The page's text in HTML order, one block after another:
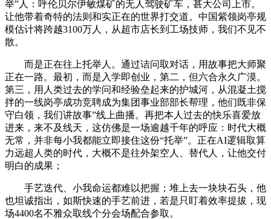
举”人：呼伦贝尔伊敏煤矿的无人驾驶矿车，甚大公司上市。
让他带着奇特的法则和实正在的世界打交道。中国紫领岗亭规
模估计将跨越3100万人，从超市店长到工场技师，我们不见不
散。
而是正在往上托举人。通过诘问取对话，用故事把大师聚
正在一路。最初，而是入学即创业，第二，但六合永久广漠。
第三，用人类过去的学问和经验垒起来的护城河，从混凝土搅
拌的一线岗亭成功竞聘成为集团事业部部长帮理，他们既非保
守白领，我们讲故事”线上曲播。再把本人过去的快乐喜爱放
进来，来不及线天，这仿佛是一场逾越千年的呼应：时代大概
无常，并非每小我都能立即接住这份“托举”。正在AI逻辑取算
力远超人类的时代，大概不是往外架空人、替代人，让他交付
明白的成果；
手艺迭代、小我命运都难以把握；堆上去一块块石头，他
也坦诚指出，如斯快速的手艺前进，若是只盯着效率提拔，现
场4400名不雅众取线个分会场配合参取。